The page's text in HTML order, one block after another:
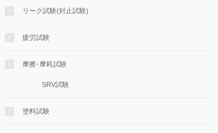
リーク試験(封止試験)
疲労試験
摩擦･摩耗試験
SRV試験
塗料試験